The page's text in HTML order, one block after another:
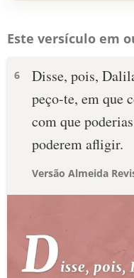
Este versículo em
6
Disse, pois,
peço-te, em que
com que
poderem afligir.
Versão Almeida